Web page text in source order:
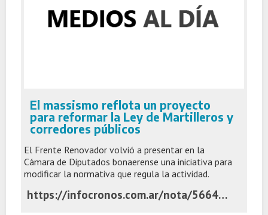
El massismo reflota un proyecto
para reformar la Ley de Martilleros y
corredores públicos
El Frente Renovador volvió a presentar en la
Cámara de Diputados bonaerense una iniciativa para
modificar la normativa que regula la actividad.
https://infocronos.com.ar/nota/56646/el-massismo-reflota-un-proyecto-para-reformar-la-ley-de-martilleros-y-corredores-publicos/